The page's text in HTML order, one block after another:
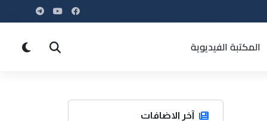
المكتبة الفيديوية
آخر الاضافات